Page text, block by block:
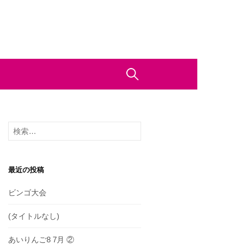
検
検
索:
最近の投稿
ビンゴ大会
(タイトルなし)
あいりんご8 7月 ②